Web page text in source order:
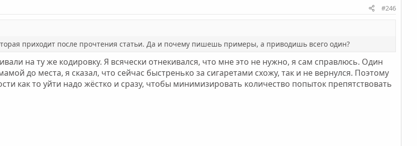
#246
приходит после прочтения статьи. Да и почему пишешь примеры, а приводишь всего один?
на ту же кодировку. Я всячески отнекивался, что мне это не нужно, я сам справлюсь. Один
до места, я сказал, что сейчас быстренько за сигаретами схожу, так и не вернулся. Поэтому
как то уйти надо жёстко и сразу, чтобы минимизировать количество попыток препятствовать